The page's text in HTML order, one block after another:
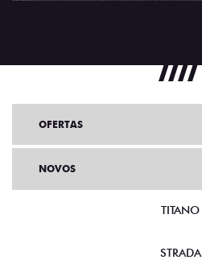
OFERTAS
NOVOS
TITANO
STRADA